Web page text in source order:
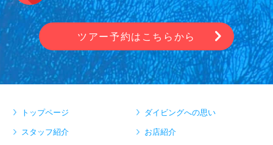
ツアー予約はこちらから
トップページ ダイビングへの思い
スタッフ紹介 お店紹介